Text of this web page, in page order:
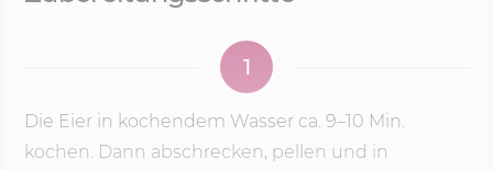
1
Die Eier in kochendem Wasser ca. 9–10 Min.
kochen. Dann abschrecken, pellen und in